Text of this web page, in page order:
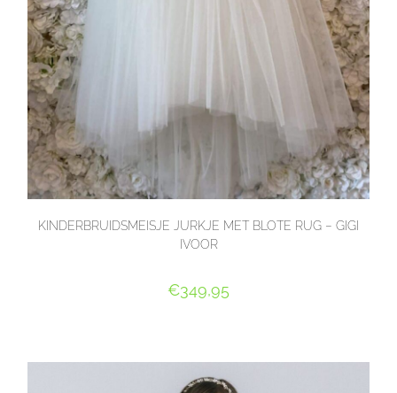
KINDERBRUIDSMEISJE JURKJE MET BLOTE RUG – GIGI
IVOOR
€349,95